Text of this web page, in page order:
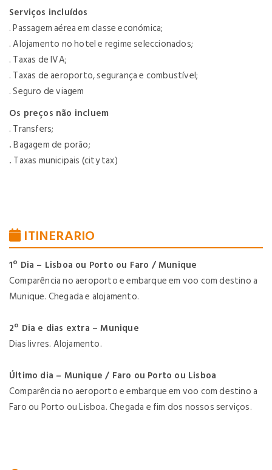
Serviços incluídos
. Passagem aérea em classe económica;
. Alojamento no hotel e regime seleccionados;
. Taxas de IVA;
. Taxas de aeroporto, segurança e combustível;
. Seguro de viagem
Os preços não incluem
. Transfers;
.Bagagem de porão;
. Taxas municipais (city tax)
ITINERARIO
1º Dia – Lisboa ou Porto ou Faro / Munique
Comparência no aeroporto e embarque em voo com destino a
Munique. Chegada e alojamento.
2º Dia e dias extra – Munique
Dias livres. Alojamento.
Último dia – Munique / Faro ou Porto ou Lisboa
Comparência no aeroporto e embarque em voo com destino a
Faro ou Porto ou Lisboa. Chegada e fim dos nossos serviços.